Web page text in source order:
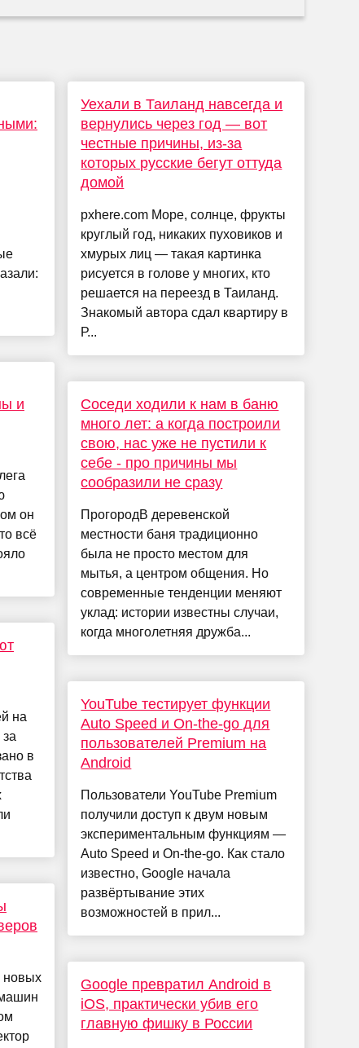
и
он
всё
на
в
новых
Уехали в Таиланд навсегда и
вернулись через год — вот
честные причины, из-за
которых русские бегут оттуда
домой
pxhere.com Море, солнце, фрукты
круглый год, никаких пуховиков и
хмурых лиц — такая картинка
рисуется в голове у многих, кто
решается на переезд в Таиланд.
Знакомый автора сдал квартиру в
Р...
Соседи ходили к нам в баню
много лет: а когда построили
свою, нас уже не пустили к
себе - про причины мы
сообразили не сразу
ПрогородВ деревенской
местности баня традиционно
была не просто местом для
мытья, а центром общения. Но
современные тенденции меняют
уклад: истории известны случаи,
когда многолетняя дружба...
YouTube тестирует функции
Auto Speed и On-the-go для
пользователей Premium на
Android
Пользователи YouTube Premium
получили доступ к двум новым
экспериментальным функциям —
Auto Speed и On-the-go. Как стало
известно, Google начала
развёртывание этих
возможностей в прил...
Google превратил Android в
iOS, практически убив его
главную фишку в России